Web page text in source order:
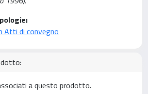
Atti di convegno
a questo prodotto.